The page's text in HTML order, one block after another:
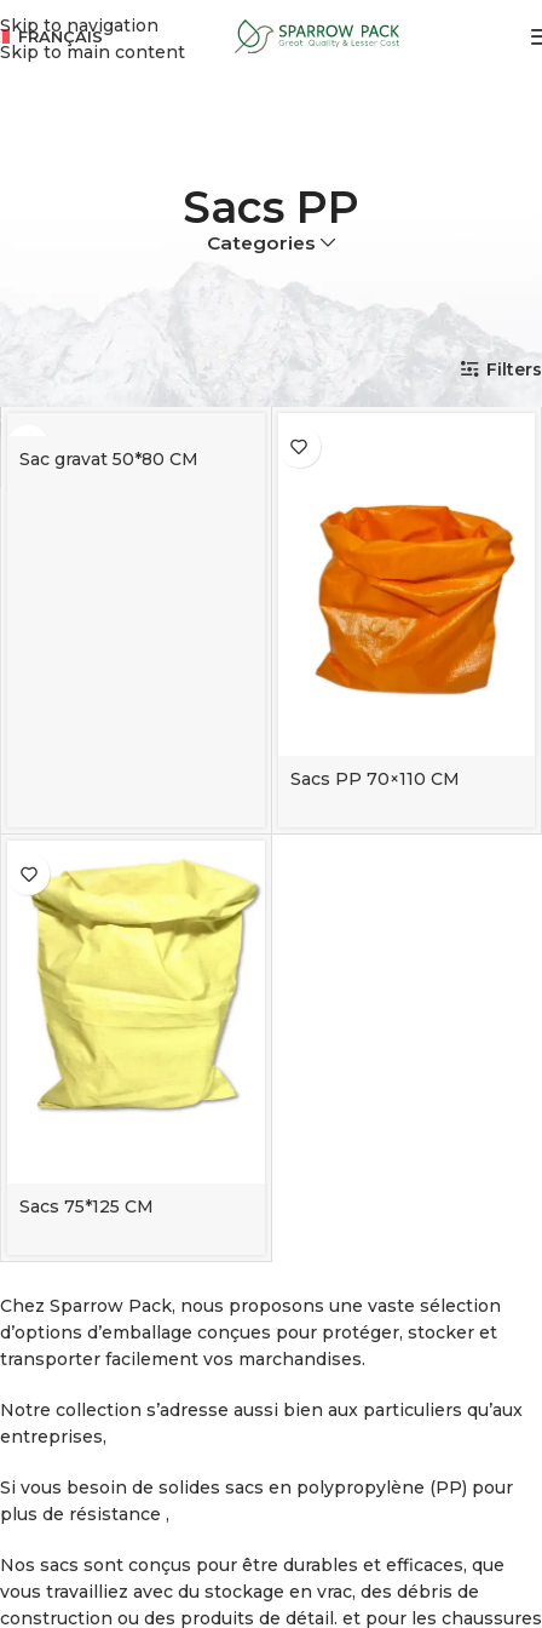
Skip to navigation
Skip to main content
FRANÇAIS
Sacs PP
Categories
nombreux usages. Pour expédier chaussures et vêtements,
ou encore pour les déchets de construction
boutique Sacs PP Filters
Sac gravat 50*80 CM
Sacs PP 70×110 CM
Sacs 75*125 CM
Chez Sparrow Pack, nous proposons une vaste sélection
d’options d’emballage conçues pour protéger, stocker et
transporter facilement vos marchandises.
Notre collection s’adresse aussi bien aux particuliers qu’aux
entreprises,
Si vous besoin de solides sacs en polypropylène (PP) pour
plus de résistance ,
Nos sacs sont conçus pour être durables et efficaces, que
vous travailliez avec du stockage en vrac, des débris de
construction ou des produits de détail. et pour les chaussures